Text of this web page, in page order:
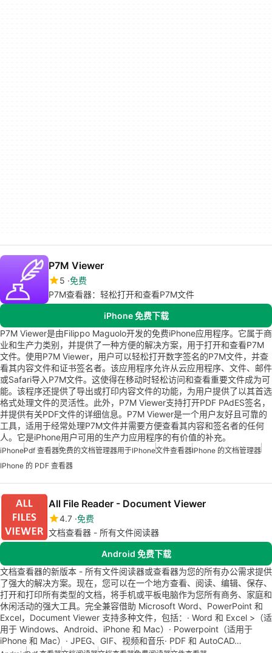
P7M Viewer
5 免费
P7M查看器：轻松打开和查看P7M文件
iPhone 免费下载
P7M Viewer是由Filippo Maguolo开发的免费iPhone应用程序。它属于商
业和生产力类别，并提供了一种方便的解决方案，用于打开和查看P7M
文件。使用P7M Viewer，用户可以轻松打开数字签名的P7M文件，并查
看其内容文件和证书签名者。该应用程序允许从云应用程序、文件、邮件
或Safari导入P7M文件。这使得在移动时轻松访问和查看重要文件成为可
能。该程序还提供了导出或打印内容文件的功能，为用户提供了以其首选
格式处理文件的灵活性。此外，P7M Viewer支持打开PDF PAdES签名，
并提供有关PDF文件的详细信息。P7M Viewer是一个用户友好且可靠的
工具，适用于经常处理P7M文件并需要方便查看其内容和签名者的任何
人。它是iPhone用户可用的生产力应用程序的有价值的补充。
iPhonePdf 查看器免费的文档管理器用于iPhone文件查看器IPhone 的文档管理器
IPhone 的 PDF 查看器
All File Reader - Document Viewer
4.7 免费
文档查看器 - 所有文件阅读器
Android 免费下载
文档查看器的新版本 - 所有文件阅读器或查看器为您的所有办公需求提供
了强大的解决方案。现在，您可以在一个地方查看、阅读、编辑、保存、
打开和打印所有类型的文档，将手机或平板电脑作为您所有商务、家庭和
休闲活动的强大工具。完全兼容借助 Microsoft Word、PowerPoint 和
Excel，Document Viewer 支持多种文件，包括：· Word 和 Excel >（适
用于 Windows、Android、iPhone 和 Mac）· Powerpoint（适用于
iPhone 和 Mac）· JPEG、GIF、视频和音乐· PDF 和 AutoCAD…